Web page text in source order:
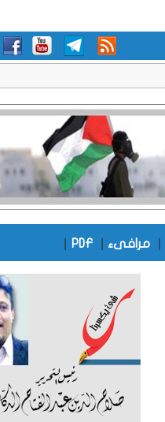
مرافىء PDF